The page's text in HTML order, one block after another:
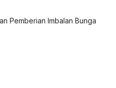
Pemberian Imbalan Bunga